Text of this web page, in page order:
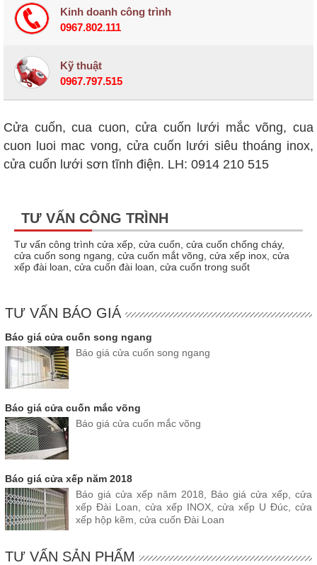
Kinh doanh công trình
0967.802.111
Kỹ thuật
0967.797.515
Cửa cuốn, cua cuon, cửa cuốn lưới mắc võng, cua
cuon luoi mac vong, cửa cuốn lưới siêu thoáng inox,
cửa cuốn lưới sơn tĩnh điện. LH: 0914 210 515
TƯ VẤN CÔNG TRÌNH
Tư vấn công trình cửa xếp, cửa cuốn, cửa cuốn chống cháy,
cửa cuốn song ngang, cửa cuốn mắt võng, cửa xếp inox, cửa
xếp đài loan, cửa cuốn đài loan, cửa cuốn trong suốt
TƯ VẤN BÁO GIÁ
Báo giá cửa cuốn song ngang
Báo giá cửa cuốn song ngang
Báo giá cửa cuốn mắc võng
Báo giá cửa cuốn mắc võng
Báo giá cửa xếp năm 2018
Báo giá cửa xếp năm 2018, Báo giá cửa xếp, cửa
xếp Đài Loan, cửa xếp INOX, cửa xếp U Đúc, cửa
xếp hộp kẽm, cửa cuốn Đài Loan
TƯ VẤN SẢN PHẨM